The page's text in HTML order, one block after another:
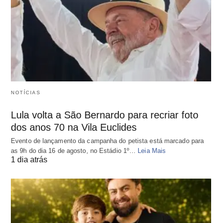
NOTÍCIAS
Lula volta a São Bernardo para recriar foto
dos anos 70 na Vila Euclides
Evento de lançamento da campanha do petista está marcado para
as 9h do dia 16 de agosto, no Estádio 1º…
Leia Mais
1 dia atrás